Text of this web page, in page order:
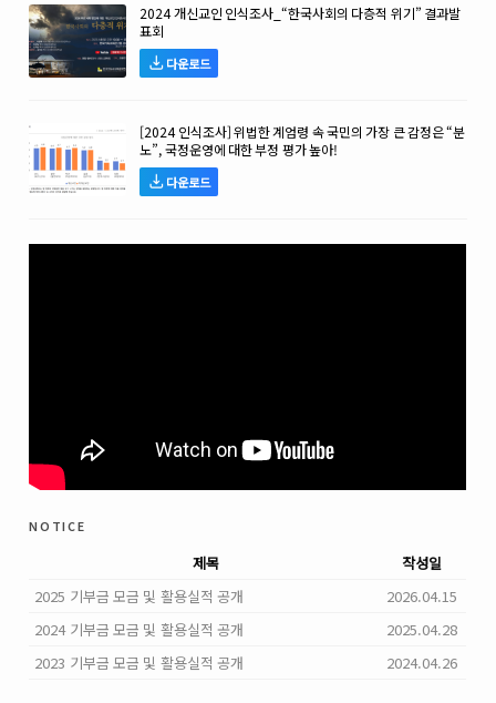
2024 개신교인 인식조사_“한국사회의 다층적 위기” 결과발
표회
다운로드
[2024 인식조사] 위법한 계엄령 속 국민의 가장 큰 감정은 “분
노”, 국정운영에 대한 부정 평가 높아!
다운로드
notice
제목
작성일
2025 기부금 모금 및 활용실적 공개
2026.04.15
2024 기부금 모금 및 활용실적 공개
2025.04.28
2023 기부금 모금 및 활용실적 공개
2024.04.26